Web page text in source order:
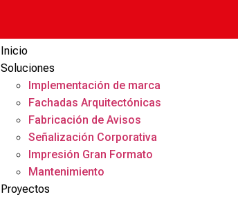
Inicio
Soluciones
Implementación de marca
Fachadas Arquitectónicas​
Fabricación de Avisos​
Señalización Corporativa​
Impresión Gran Formato​
Mantenimiento​
Proyectos